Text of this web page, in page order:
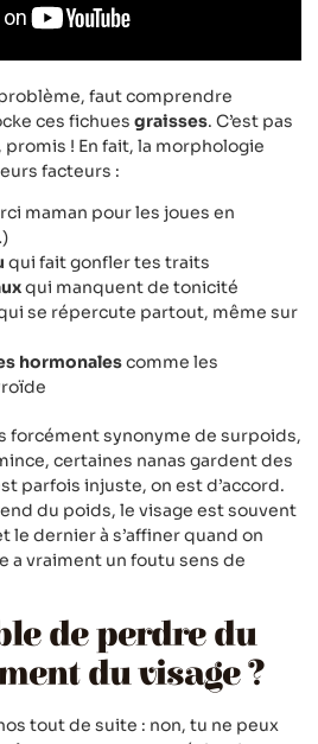
faut comprendre
ces fichues graisses. C’est pas
! En fait, la morphologie
facteurs :
maman pour les joues en
qui fait gonfler tes traits
qui manquent de tonicité
se répercute partout, même sur
hormonalescomme les
forcément synonyme de surpoids,
certaines nanas gardent des
parfois injuste, on est d’accord.
du poids, le visage est souvent
dernier à s’affiner quand on
a vraiment un foutu sens de
de perdre du
du visage ?
tout de suite : non, tu ne peux